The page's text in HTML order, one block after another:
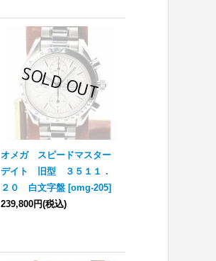
オメガ スピードマスター
デイト 旧型 ３５１１．
２０ 白文字盤 [omg-205]
239,800円(税込)